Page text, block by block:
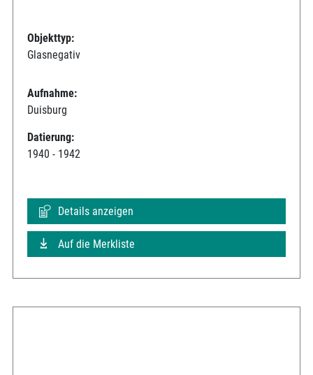
Objekttyp:
Glasnegativ
Aufnahme:
Duisburg
Datierung:
1940 - 1942
Details anzeigen
Auf die Merkliste